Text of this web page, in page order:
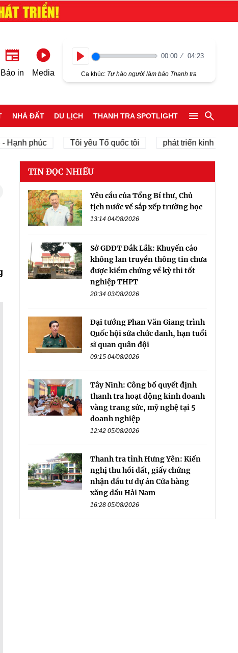
Báo in Media
00:00 04:23
Ca khúc: Tự hào người làm báo Thanh tra
NHÀ ĐẤT DU LỊCH THANH TRA SPOTLIGHT
phúc Tôi yêu Tổ quốc tôi phát triển kinh tế tư nhân
TIN ĐỌC NHIỀU
Yêu cầu của Tổng Bí thư, Chủ
tịch nước về sắp xếp trường học
13:14 04/08/2026
Sở GDĐT Đắk Lắk: Khuyến cáo
không lan truyền thông tin chưa
được kiểm chứng về kỳ thi tốt
nghiệp THPT
20:34 03/08/2026
Đại tướng Phan Văn Giang trình
Quốc hội sửa chức danh, hạn tuổi
sĩ quan quân đội
09:15 04/08/2026
Tây Ninh: Công bố quyết định
thanh tra hoạt động kinh doanh
vàng trang sức, mỹ nghệ tại 5
doanh nghiệp
12:42 05/08/2026
Thanh tra tỉnh Hưng Yên: Kiến
nghị thu hồi đất, giấy chứng
nhận đầu tư dự án Cửa hàng
xăng dầu Hải Nam
16:28 05/08/2026